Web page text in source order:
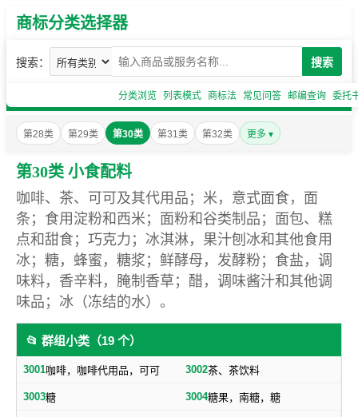
商标分类选择器
搜索： 搜索
分类浏览 列表模式 商标法 常见问答 邮编查询 委托
第28类 第29类 第30类 第31类 第32类 更多 ▾
第30类 小食配料
咖啡、茶、可可及其代用品；米，意式面食，面
条；食用淀粉和西米；面粉和谷类制品；面包、糕
点和甜食；巧克力；冰淇淋，果汁刨冰和其他食用
冰；糖，蜂蜜，糖浆；鲜酵母，发酵粉；食盐，调
味料，香辛料，腌制香草；醋，调味酱汁和其他调
味品；冰（冻结的水）。
📂 群组小类（19 个）
3001咖啡，咖啡代用品，可可 3002茶、茶饮料
3003糖 3004糖果，南糖，糖